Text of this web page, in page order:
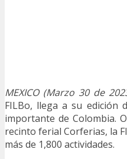
MEXICO (Marzo 30 de
FILBo, llega a su edición
importante de Colombia.
recinto ferial Corferias, la
más de 1,800 actividades.